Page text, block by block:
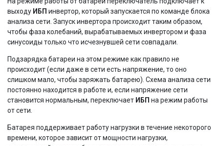
выходу ИБП инвертор, который запускается по команде блока
анализа сети. Запуск инвертора происходит таким образом,
чтобы фаза колебаний, вырабатываемых инвертором и фаза
синусоиды только что исчезнувшей сети совпадали.
Подзарядка батареи на этом режиме как правило не
происходит (если даже в сети есть напряжение, то оно
слишком мало, чтобы заряжать батарею). Схема анализа сети
постоянно находится в работе и, если напряжение сети
становится нормальным, переключает ИБП на режим работы
от сети.
Батарея поддерживает работу нагрузки в течение некоторого
времени, которое зависит от мощности нагрузки,